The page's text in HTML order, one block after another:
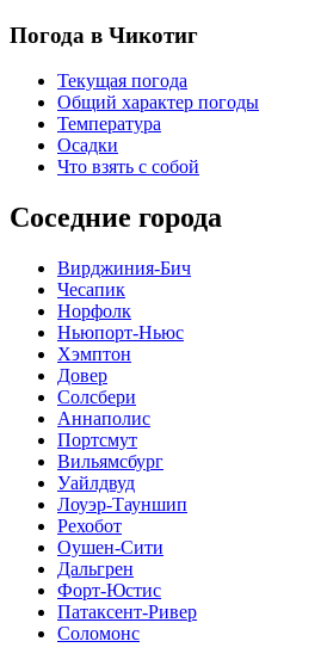
Погода в Чикотиг
Текущая погода
Общий характер погоды
Температура
Осадки
Что взять с собой
Соседние города
Вирджиния-Бич
Чесапик
Норфолк
Ньюпорт-Ньюс
Хэмптон
Довер
Солсбери
Аннаполис
Портсмут
Вильямсбург
Уайлдвуд
Лоуэр-Тауншип
Рехобот
Оушен-Сити
Дальгрен
Форт-Юстис
Патаксент-Ривер
Соломонс